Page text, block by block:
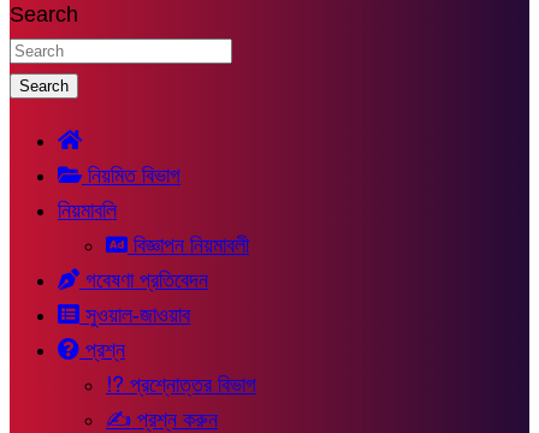
Search
Search
নিয়মিত বিভাগ
নিয়মাবলি
বিজ্ঞাপন নিয়মাবলী
গবেষণা প্রতিবেদন
সুওয়াল-জাওয়াব
প্রশ্ন
⁉ প্রশ্নোত্তর বিভাগ
✍ প্রশ্ন করুন